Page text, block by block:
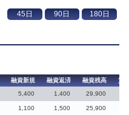
融資新規 融資返済 融資残高
貸
5,400 1,400 29,900
1,100 1,500 25,900